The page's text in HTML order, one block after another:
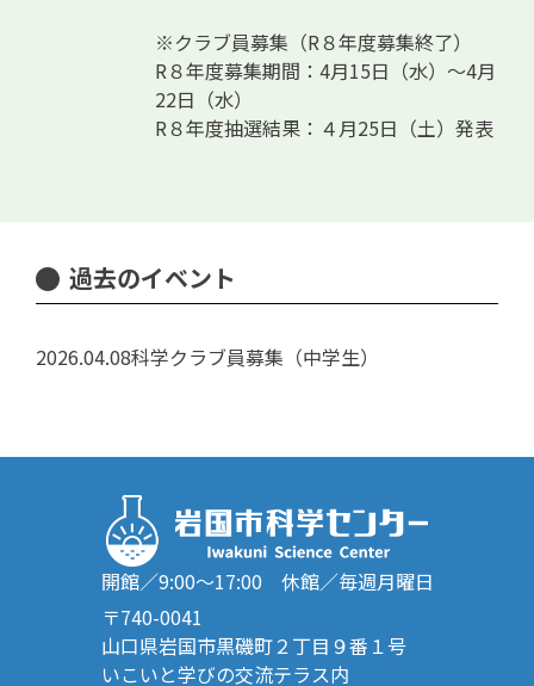
※クラブ員募集（R８年度募集終了）
R８年度募集期間：4月15日（水）～4月
22日（水）
R８年度抽選結果：４月25日（土）発表
過去のイベント
2026.04.08科学クラブ員募集（中学生）
開館／9:00～17:00 休館／毎週月曜日
〒740-0041
山口県岩国市黒磯町２丁目９番１号
いこいと学びの交流テラス内